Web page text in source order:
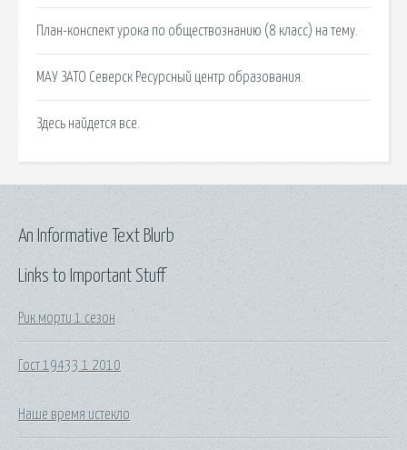
План-конспект урока по обществознанию (8 класс) на тему.
МАУ ЗАТО Северск Ресурсный центр образования.
Здесь найдется все.
Links to Important Stuff
Рик морти 1 сезон
Гост 19433 1 2010
Наше время истекло
An Informative Text Blurb